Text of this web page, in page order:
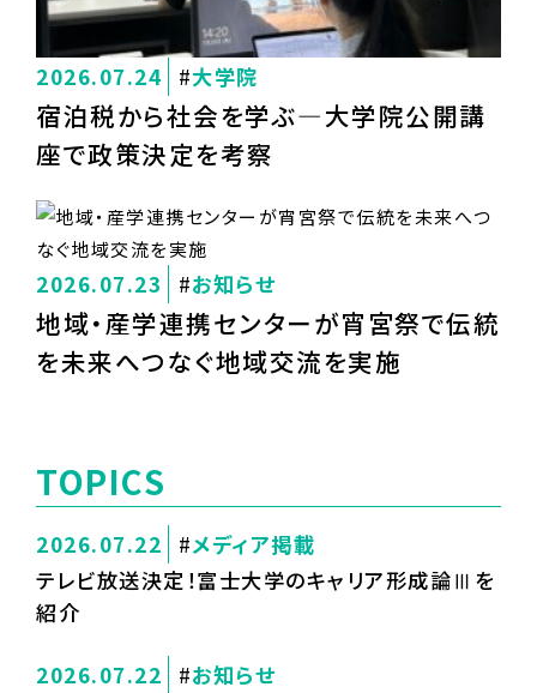
2026.07.24 大学院
宿泊税から社会を学ぶ―大学院公開講
座で政策決定を考察
2026.07.23 お知らせ
地域・産学連携センターが宵宮祭で伝統
を未来へつなぐ地域交流を実施
TOPICS
2026.07.22
メディア掲載
テレビ放送決定！富士大学のキャリア形成論Ⅲを
紹介
2026.07.22
お知らせ